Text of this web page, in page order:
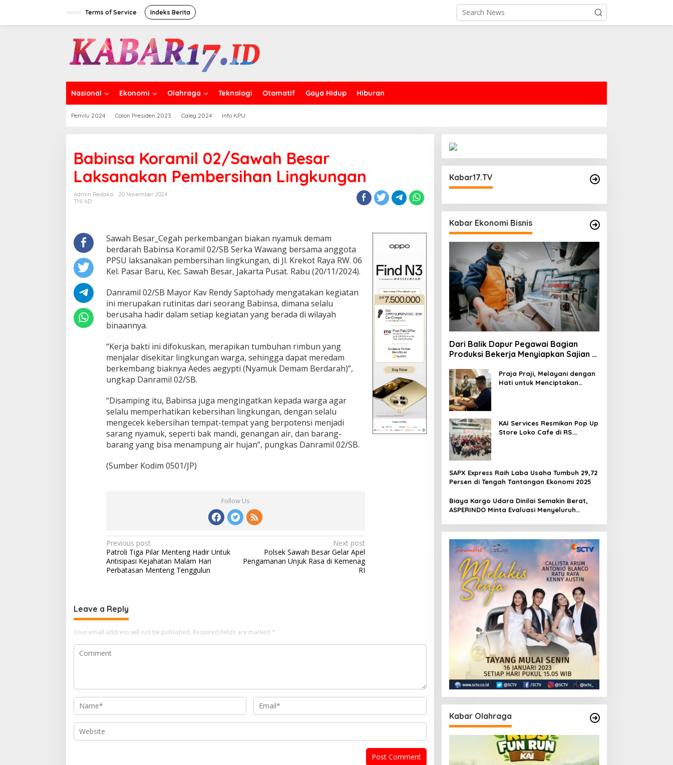
Terms of Service Indeks Berita
Nasional Ekonomi Olahraga Teknologi Otomatif Gaya Hidup Hiburan
Pemilu 2024 Calon Presiden 2023 Caleg 2024 Info KPU
Babinsa Koramil 02/Sawah Besar
Laksanakan Pembersihan Lingkungan
Admin Redaksi
20 November 2024
TNI AD
Sawah Besar_Cegah perkembangan biakan nyamuk demam
berdarah Babinsa Koramil 02/SB Serka Wawang bersama anggota
PPSU laksanakan pembersihan lingkungan, di Jl. Krekot Raya RW. 06
Kel. Pasar Baru, Kec. Sawah Besar, Jakarta Pusat. Rabu (20/11/2024).
Danramil 02/SB Mayor Kav Rendy Saptohady mengatakan kegiatan
ini merupakan rutinitas dari seorang Babinsa, dimana selalu
berusaha hadir dalam setiap kegiatan yang berada di wilayah
binaannya.
“Kerja bakti ini difokuskan, merapikan tumbuhan rimbun yang
menjalar disekitar lingkungan warga, sehingga dapat meredam
berkembang biaknya Aedes aegypti (Nyamuk Demam Berdarah)”,
ungkap Danramil 02/SB.
“Disamping itu, Babinsa juga mengingatkan kepada warga agar
selalu memperhatikan kebersihan lingkungan, dengan selalu
mengecek kebersihan tempat-tempat yang berpotensi menjadi
sarang nyamuk, seperti bak mandi, genangan air, dan barang-
barang yang bisa menampung air hujan”, pungkas Danramil 02/SB.
(Sumber Kodim 0501/JP)
Follow Us
Post
navigation
Previous post
Patroli Tiga Pilar Menteng Hadir Untuk
Antisipasi Kejahatan Malam Hari
Perbatasan Menteng Tenggulun
Next post
Polsek Sawah Besar Gelar Apel
Pengamanan Unjuk Rasa di Kemenag
RI
Leave a Reply
Your email address will not be published. Required fields are marked *
Kabar17.TV
Kabar Ekonomi Bisnis
Dari Balik Dapur Pegawai Bagian
Produksi Bekerja Menyiapkan Sajian di
Praja Praji, Melayani dengan
Hati untuk Menciptakan
KAI Services Resmikan Pop Up
Store Loko Cafe di RS.
SAPX Express Raih Laba Usaha Tumbuh 29,72
Persen di Tengah Tantangan Ekonomi 2025
Biaya Kargo Udara Dinilai Semakin Berat,
ASPERINDO Minta Evaluasi Menyeluruh
Kabar Olahraga